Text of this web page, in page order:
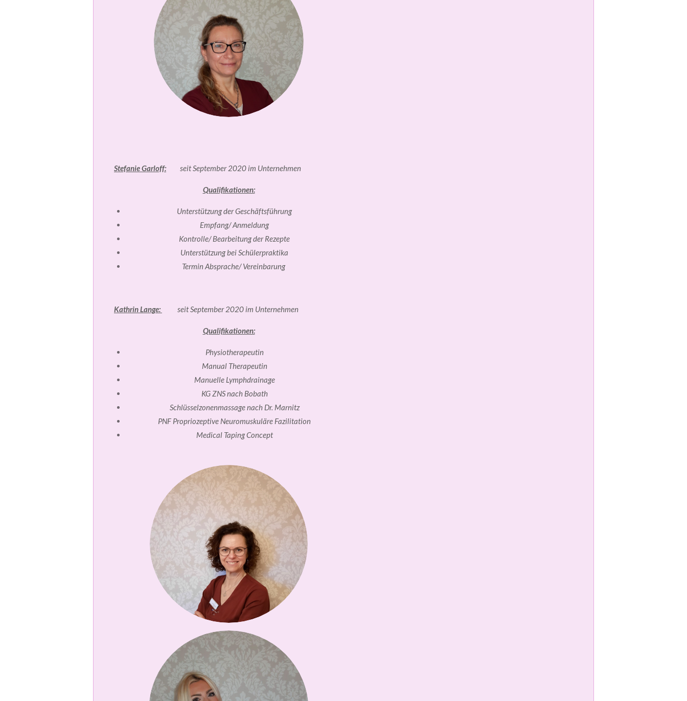
Stefanie Garloff: seit September 2020 im Unternehmen
Qualifikationen:
Unterstützung der Geschäftsführung
Empfang/ Anmeldung
Kontrolle/ Bearbeitung der Rezepte
Unterstützung bei Schülerpraktika
Termin Absprache/ Vereinbarung
Kathrin Lange: seit September 2020 im Unternehmen
Qualifikationen:
Physiotherapeutin
Manual Therapeutin
Manuelle Lymphdrainage
KG ZNS nach Bobath
Schlüsselzonenmassage nach Dr. Marnitz
PNF Propriozeptive Neuromuskuläre Fazilitation
Medical Taping Concept